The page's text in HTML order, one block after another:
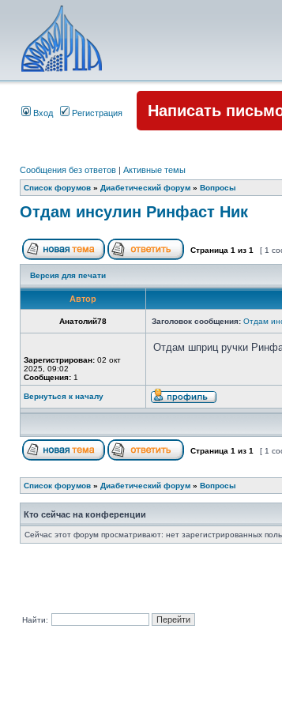
Вход Регистрация Написать
Сообщения без ответов | Активные темы
Список форумов » Диабетический форум » Вопросы
Отдам инсулин Ринфаст Ник
Страница 1 из 1 [ 1
Версия для печати
Автор
Анатолий78 Заголовок сообщения: Отдам
Зарегистрирован: 02 окт
2025, 09:02
Сообщения: 1
Отдам шприц ручки
Вернуться к началу
Страница 1 из 1 [ 1
Список форумов » Диабетический форум » Вопросы
Кто сейчас на конференции
Сейчас этот форум просматривают: нет зарегистрированных
Найти: